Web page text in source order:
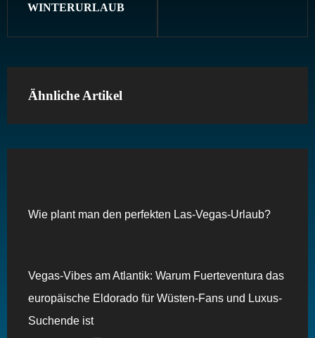
WINTERURLAUB
Ähnliche Artikel
Wie plant man den perfekten Las-Vegas-Urlaub?
Vegas-Vibes am Atlantik: Warum Fuerteventura das
europäische Eldorado für Wüsten-Fans und Luxus-
Suchende ist